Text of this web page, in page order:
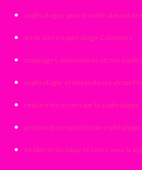
sophrologue pour trouble
arrêt sucre sophrologie Colomiers
craquages alimentaires stress
sophrologie et dépendance alcool
réduire les écrans par la sophrologie
gestion du temps d’écran
se libérer du tabac et sucre avec la